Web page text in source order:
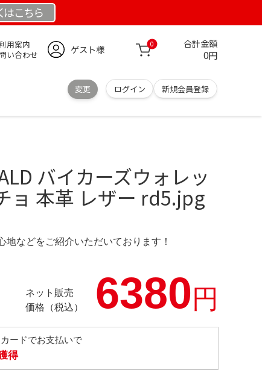
はこちら
用案内
い合わせ
ゲスト様 0 合計金額
0円
変更 ログイン 新規会員登録
バイカーズウォレッ
ョ 本革 レザー rd5.jpg
地などをご紹介いただいております！
ネット販売
価格（税込）
6380円
ードでお支払いで
得